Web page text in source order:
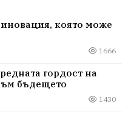
която може
1666
гордост на
бъдещето
1430